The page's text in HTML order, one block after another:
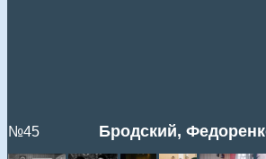
№45 Бродский,